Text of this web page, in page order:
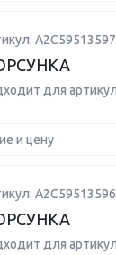
A2C59513597
для
и цену
A2C59513596
для